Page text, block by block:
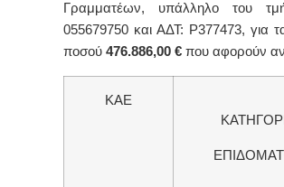
Γραμματέων, υπάλληλο του
055679750 και ΑΔΤ: Ρ377473, για
ποσού 476.886,00 € που αφορούν
ΚΑΕ